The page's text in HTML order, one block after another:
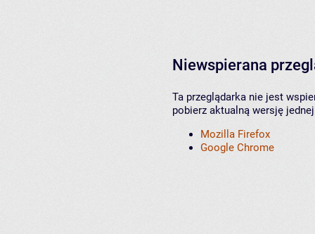
Niewspierana
Ta przeglądarka nie jest
pobierz aktualną wersję
Mozilla Firefox
Google Chrome